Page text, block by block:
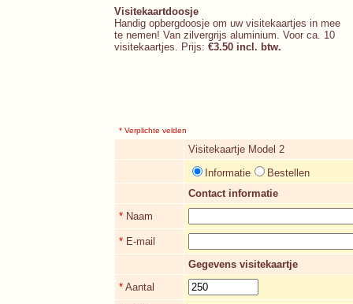
Visitekaartdoosje
Handig opbergdoosje om uw visitekaartjes in mee
te nemen! Van zilvergrijs aluminium. Voor ca. 10
visitekaartjes. Prijs: €3.50 incl. btw.
* Verplichte velden
Visitekaartje Model 2
Informatie
Bestellen
Contact informatie
* Naam
* E-mail
Gegevens visitekaartje
* Aantal